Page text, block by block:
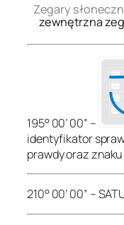
Zegary
zewnętrzna
195° 00’ 00” –
identyfikator
prawdy oraz
210° 00’ 00” –